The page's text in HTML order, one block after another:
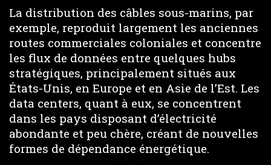
La distribution des câbles sous-marins, par
exemple, reproduit largement les anciennes
routes commerciales coloniales et concentre
les flux de données entre quelques hubs
stratégiques, principalement situés aux
États-Unis, en Europe et en Asie de l’Est. Les
data centers, quant à eux, se concentrent
dans les pays disposant d’électricité
abondante et peu chère, créant de nouvelles
formes de dépendance énergétique.